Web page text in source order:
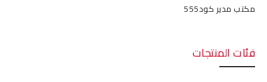
مكتب مدير كود555
فئات المنتجات